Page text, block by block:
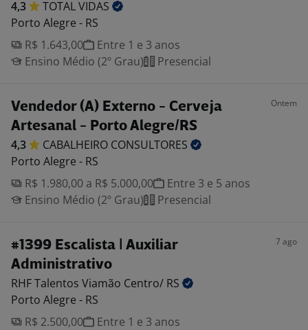
4,3 TOTALVIDAS
Porto Alegre - RS
R$ 1.643,00
Entre 1 e 3 anos
Ensino Médio (2º Grau)
Presencial
Vendedor (A) Externo - Cerveja
Artesanal - Porto Alegre/RS
Ontem
4,3 CABALHEIRO CONSULTORES
Porto Alegre - RS
R$ 1.980,00 a R$ 5.000,00
Entre 3 e 5 anos
Ensino Médio (2º Grau)
Presencial
#1399 Escalista | Auxiliar
Administrativo
7 ago
RHF Talentos Viamão Centro/ RS
Porto Alegre - RS
R$ 2.500,00
Entre 1 e 3 anos